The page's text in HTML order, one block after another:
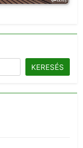
KERESÉS